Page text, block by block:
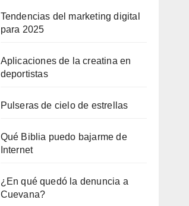
Tendencias del marketing digital
para 2025
Aplicaciones de la creatina en
deportistas
Pulseras de cielo de estrellas
Qué Biblia puedo bajarme de
Internet
¿En qué quedó la denuncia a
Cuevana?